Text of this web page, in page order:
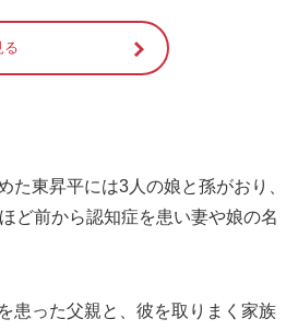
る
東昇平には3人の娘と孫がおり、
ど前から認知症を患い妻や娘の名
患った父親と、彼を取りまく家族